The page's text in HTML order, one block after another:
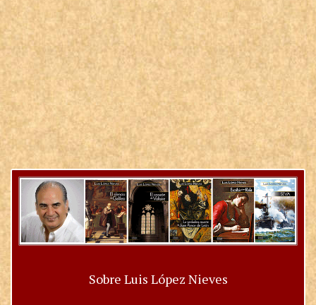
Sobre Luis López Nieves